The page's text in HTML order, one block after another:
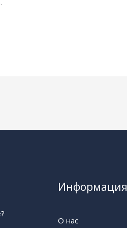
Информация
О нас